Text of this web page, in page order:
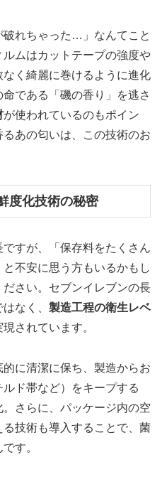
破れちゃった…」なんてこと
ムはカットテープの強度や
く綺麗に巻けるように進化
である「磯の香り」を逃さ
が使われているのもポイン
あの匂いは、この技術のお
度化技術の秘密
すが、「保存料をたくさん
不安に思う方もいるかもし
さい。セブンイレブンの長
なく、 製造工程の衛生レベ
現されています。
に清潔に保ち、製造からお
ド帯など）をキープする
。さらに、パッケージ内の空
技術も導入することで、菌
す。